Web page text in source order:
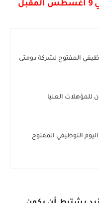
المفتوح لشركة دومتى
للمؤهلات العليا
التوظيفي المفتوح